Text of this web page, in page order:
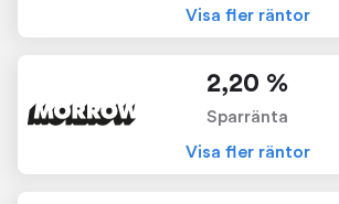
Visa fler räntor
2,20 %
Sparränta
Visa fler räntor